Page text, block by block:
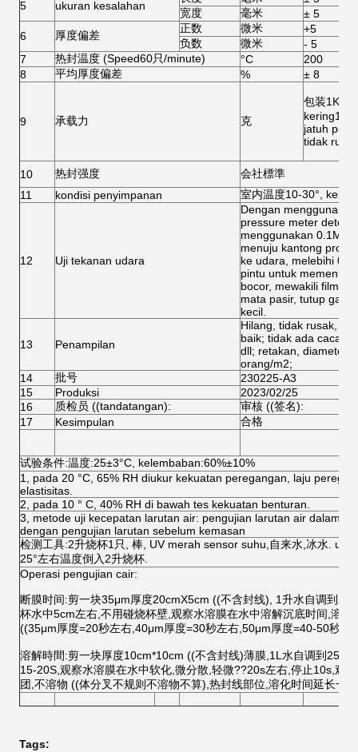
5 ukuran kesalahan
宽度
毫米
± 5
6
厚度偏差
正数 微米
+5
负数
微米
- 5
7
热封温度 (Speed60只/minute) °C
200
8
平均厚度偏差 % ± 8
9 承载力 克
包装1KG
jatuh
tidak rusak
10 热封强度
会社標準
11
kondisi penyimpanan 室内温度10-30°,
12 Uji tekanan udara
Dengan
pressure meter
menggunakan
menuju kantong
ke udara, melebihi
pintu untuk memenuhi
bocor, mewakili film
mata pasir, tutup garis
kecil.
13 Penampilan
Hilang, tidak rusak,
baik; tidak ada cacat
dll; retakan, diameter
orang/m2;
14
批号
230225-A3
15
Produksi
2023/02/25
16
质检员 ((tandatangan):
审核 ((签名):
17
Kesimpulan 合格
试验条件:温度:25±3°C, kelembaban:60%±10%
1, pada 20 °C, 65% RH diukur kekuatan peregangan, laju
elastisitas.
2, pada 10 ° C, 40% RH di bawah tes kekuatan benturan.
3, metode uji kecepatan larutan air: pengujian larutan air dalam
dengan pengujian larutan sebelum kemasan
检测工具:2升烧杯1只, 棒, UV merah sensor suhu,自来水,冰水.
25°左右温度倒入2升烧杯.
Operasi pengujian cair:
断膜时间:剪一块35μm厚度20cmX5cm ((不含封线), 1升水自调到
杯水中5cm左右,不用碰烧杯壁,观察水溶膜在水中溶解沉底时间,溶化
((35μm厚度=20秒左右,40μm厚度=30秒左右,50μm厚度=40-50秒左
溶解時間:剪一块厚度10cm*10cm ((不含封线)薄膜,1L水自调到25°
15-20S,观察水溶膜在水中软化,微分散,轻微??20s左右,停止10s,观
团,不溶物 ((体分叉不规则不溶物不算),热封线部位,溶化时间延长一
Tags: